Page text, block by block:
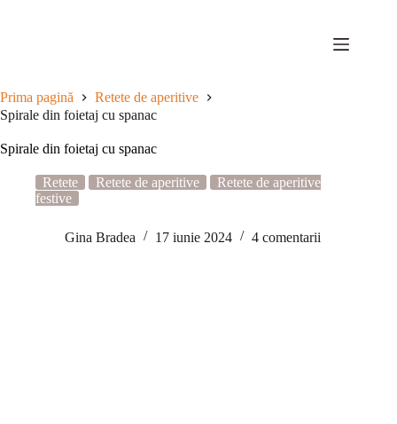
Prima pagină
Retete de aperitive
Spirale din foietaj cu spanac
Spirale din foietaj cu spanac
Retete Retete de aperitive
Retete de aperitive
festive
Gina Bradea 17 iunie 2024 4 comentarii